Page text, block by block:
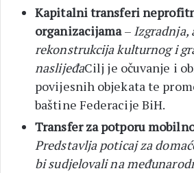
Kapitalni transferi
organizacijama– Izgradnja,
rekonstrukcija kulturnog i
naslijeđaCilj je očuvanje i
povijesnih objekata te
baštine Federacije BiH.
Transfer za potporu
Predstavlja poticaj za
bi sudjelovali na